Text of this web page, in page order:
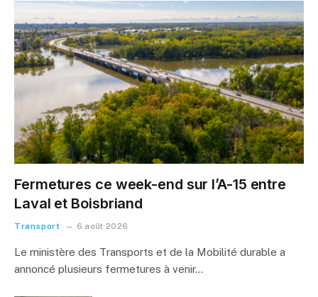
Fermetures ce week-end sur l’A-15 entre
Laval et Boisbriand
Transport 6 août 2026
Le ministère des Transports et de la Mobilité durable a
annoncé plusieurs fermetures à venir…